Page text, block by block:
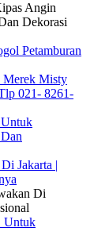
Angin
Dekorasi
Petamburan
Merek Misty
021- 8261-
Jakarta |
Di
Untuk